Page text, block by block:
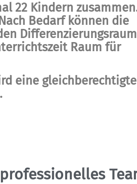
22 Kindern
Bedarf können die
Differenzierungsraum
Raum für
eine gleichberechtigte